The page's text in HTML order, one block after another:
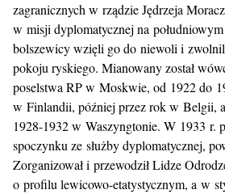
zagranicznych w rządzie Jędrzeja
w misji dyplomatycznej na
bolszewicy wzięli go do niewoli i
pokoju ryskiego. Mianowany został
poselstwa RP w Moskwie, od 1922 do
w Finlandii, później przez rok w Belgii,
1928-1932 w Waszyngtonie. W 1933 r.
spoczynku ze służby dyplomatycznej,
Zorganizował i przewodził Lidze
o profilu lewicowo-etatystycznym, a w